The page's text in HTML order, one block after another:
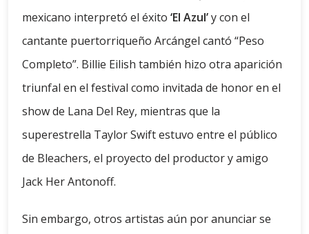
mexicano interpretó el éxito ‘El Azul’y con el
cantante puertorriqueño Arcángel cantó “Peso
Completo”. Billie Eilish también hizo otra aparición
triunfal en el festival como invitada de honor en el
show de Lana Del Rey, mientras que la
superestrella Taylor Swift estuvo entre el público
de Bleachers, el proyecto del productor y amigo
Jack Her Antonoff.
Sin embargo, otros artistas aún por anunciar se